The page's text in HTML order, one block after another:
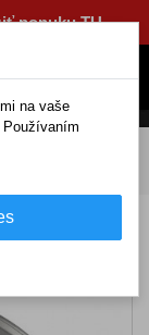
ponuku TU
na vaše
Používaním